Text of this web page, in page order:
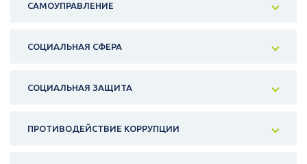
САМОУПРАВЛЕНИЕ
СОЦИАЛЬНАЯ СФЕРА
СОЦИАЛЬНАЯ ЗАЩИТА
ПРОТИВОДЕЙСТВИЕ КОРРУПЦИИ